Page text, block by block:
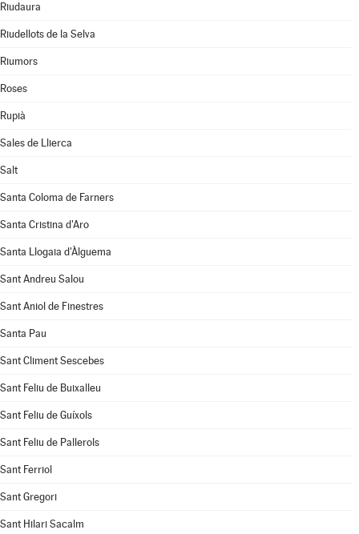
Riudaura
Riudellots de la Selva
Riumors
Roses
Rupià
Sales de Llierca
Salt
Santa Coloma de Farners
Santa Cristina d'Aro
Santa Llogaia d'Àlguema
Sant Andreu Salou
Sant Aniol de Finestres
Santa Pau
Sant Climent Sescebes
Sant Feliu de Buixalleu
Sant Feliu de Guíxols
Sant Feliu de Pallerols
Sant Ferriol
Sant Gregori
Sant Hilari Sacalm